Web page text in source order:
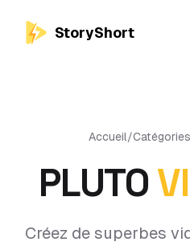
StoryShort
Accueil/Catégories
PLUTO
Créez de superbes